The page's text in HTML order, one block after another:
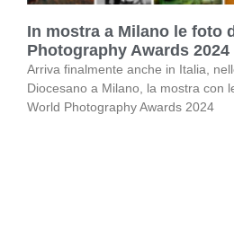
In mostra a Milano le foto
Photography Awards 2024
Arriva finalmente anche in Italia,
Diocesano a Milano, la mostra con
World Photography Awards 2024